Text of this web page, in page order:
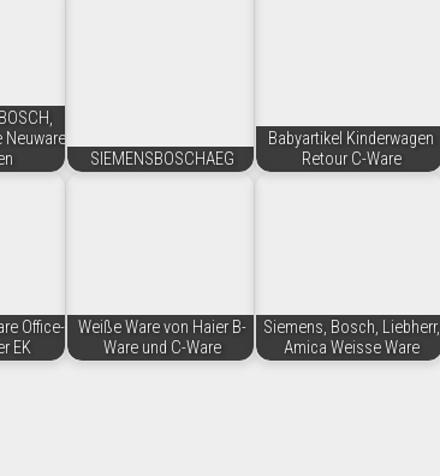
Neuware
SIEMENSBOSCHAEG
Babyartikel Kinderwagen
Retour C-Ware
Office-
EK
Weiße Ware von Haier B-
Ware und C-Ware
Siemens, Bosch, Liebherr,
Amica Weisse Ware